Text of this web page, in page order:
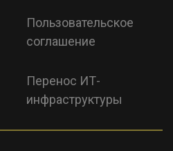
Пользовательское
соглашение
Перенос ИТ-
инфраструктуры